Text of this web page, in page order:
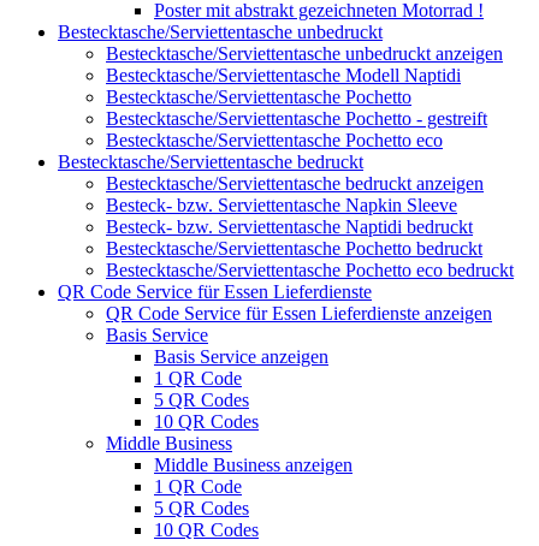
Poster mit abstrakt gezeichneten Motorrad !
Bestecktasche/Serviettentasche unbedruckt
Bestecktasche/Serviettentasche unbedruckt anzeigen
Bestecktasche/Serviettentasche Modell Naptidi
Bestecktasche/Serviettentasche Pochetto
Bestecktasche/Serviettentasche Pochetto - gestreift
Bestecktasche/Serviettentasche Pochetto eco
Bestecktasche/Serviettentasche bedruckt
Bestecktasche/Serviettentasche bedruckt anzeigen
Besteck- bzw. Serviettentasche Napkin Sleeve
Besteck- bzw. Serviettentasche Naptidi bedruckt
Bestecktasche/Serviettentasche Pochetto bedruckt
Bestecktasche/Serviettentasche Pochetto eco bedruckt
QR Code Service für Essen Lieferdienste
QR Code Service für Essen Lieferdienste anzeigen
Basis Service
Basis Service anzeigen
1 QR Code
5 QR Codes
10 QR Codes
Middle Business
Middle Business anzeigen
1 QR Code
5 QR Codes
10 QR Codes